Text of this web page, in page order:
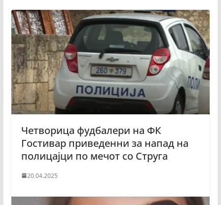
Четворица фудбалери на ФК
Гостивар приведенни за напад на
полицајци по мечот со Струга
20.04.2025